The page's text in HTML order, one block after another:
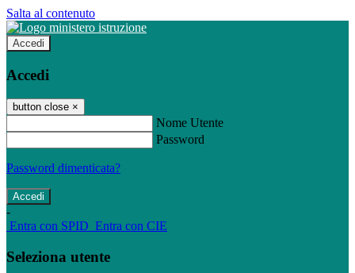
Salta al contenuto
Accedi
Accedi
button close ×
Nome Utente
Password
Password dimenticata?
-
Entra con SPID Entra con CIE
Seleziona utente